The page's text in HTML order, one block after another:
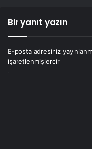
Bir yanıt yazın
E-posta adresiniz
işaretlenmişlerdir